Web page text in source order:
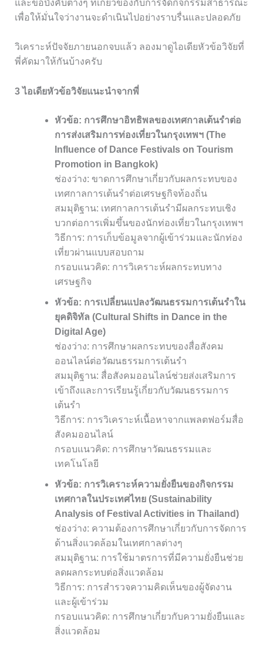
และข้อบังคับต่างๆ ที่เกี่ยวข้องกับการจัดกิจกรรมสาธารณะ
เพื่อให้มั่นใจว่างานจะดำเนินไปอย่างราบรื่นและปลอดภัย
วิเคราะห์ปัจจัยภายนอกจบแล้ว ลองมาดูไอเดียหัวข้อวิจัยที่
พี่คัดมาให้กันบ้างครับ
3 ไอเดียหัวข้อวิจัยแนะนำจากพี่
หัวข้อ: การศึกษาอิทธิพลของเทศกาลเต้นรำต่อ
การส่งเสริมการท่องเที่ยวในกรุงเทพฯ (The
Influence of Dance Festivals on Tourism
Promotion in Bangkok)
ช่องว่าง: ขาดการศึกษาเกี่ยวกับผลกระทบของ
เทศกาลการเต้นรำต่อเศรษฐกิจท้องถิ่น
สมมุติฐาน: เทศกาลการเต้นรำมีผลกระทบเชิง
บวกต่อการเพิ่มขึ้นของนักท่องเที่ยวในกรุงเทพฯ
วิธีการ: การเก็บข้อมูลจากผู้เข้าร่วมและนักท่อง
เที่ยวผ่านแบบสอบถาม
กรอบแนวคิด: การวิเคราะห์ผลกระทบทาง
เศรษฐกิจ
หัวข้อ: การเปลี่ยนแปลงวัฒนธรรมการเต้นรำใน
ยุคดิจิทัล (Cultural Shifts in Dance in the
Digital Age)
ช่องว่าง: การศึกษาผลกระทบของสื่อสังคม
ออนไลน์ต่อวัฒนธรรมการเต้นรำ
สมมุติฐาน: สื่อสังคมออนไลน์ช่วยส่งเสริมการ
เข้าถึงและการเรียนรู้เกี่ยวกับวัฒนธรรมการ
เต้นรำ
วิธีการ: การวิเคราะห์เนื้อหาจากแพลตฟอร์มสื่อ
สังคมออนไลน์
กรอบแนวคิด: การศึกษาวัฒนธรรมและ
เทคโนโลยี
หัวข้อ: การวิเคราะห์ความยั่งยืนของกิจกรรม
เทศกาลในประเทศไทย (Sustainability
Analysis of Festival Activities in Thailand)
ช่องว่าง: ความต้องการศึกษาเกี่ยวกับการจัดการ
ด้านสิ่งแวดล้อมในเทศกาลต่างๆ
สมมุติฐาน: การใช้มาตรการที่มีความยั่งยืนช่วย
ลดผลกระทบต่อสิ่งแวดล้อม
วิธีการ: การสำรวจความคิดเห็นของผู้จัดงาน
และผู้เข้าร่วม
กรอบแนวคิด: การศึกษาเกี่ยวกับความยั่งยืนและ
สิ่งแวดล้อม